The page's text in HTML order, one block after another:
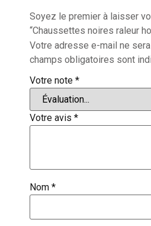
Soyez le premier à laisser
“Chaussettes noires raleur
Votre adresse e-mail ne
champs obligatoires sont
Votre note *
Votre avis *
Nom *